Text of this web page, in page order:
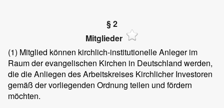
§ 2
Mitglieder
(1) Mitglied können kirchlich-institutionelle Anleger im
Raum der evangelischen Kirchen in Deutschland werden,
die die Anliegen des Arbeitskreises Kirchlicher Investoren
gemäß der vorliegenden Ordnung teilen und fördern
möchten.